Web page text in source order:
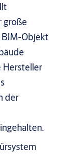
große
BIM-Objekt
der